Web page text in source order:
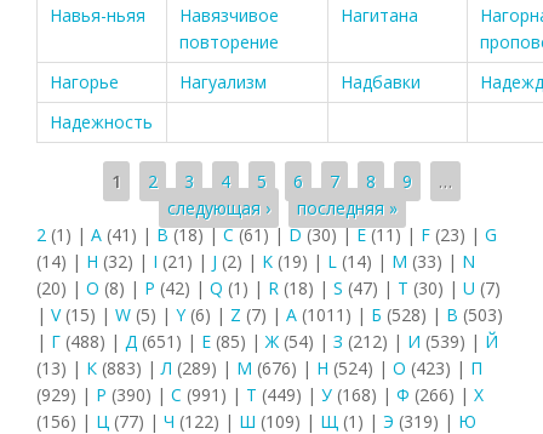
Навья-ньяя
Навязчивое
повторение
Нагитана
Нагорье
Нагуализм Надбавки
Надежность
Страницы
1 2 3 4 5 6 7 8 9
…
следующая ›
последняя »
2 (1) | A (41) | B(18)|C(61)| D(30)|E(11)| F (23) | G
(14) | H (32) | I (21) | J (2) | K (19) | L (14) | M (33) | N
(20) | O (8) | P (42) | Q (1) | R (18) | S (47) | T (30) | U (7)
| V(15) | W (5) | Y(6) | Z (7) | А (1011) | Б (528) | В (503)
| Г (488) | Д (651) | Е (85) | Ж (54) | З (212) | И (539) | Й
(13) | К (883) | Л (289) | М (676) | Н (524) | О (423) | П
(929) | Р (390) | С (991) | Т (449) | У (168) | Ф (266) | Х
(156) | Ц (77) | Ч (122) | Ш (109) | Щ (1) | Э (319) | Ю